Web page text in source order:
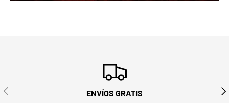
ANTERIOR
ENVÍOS GRATIS